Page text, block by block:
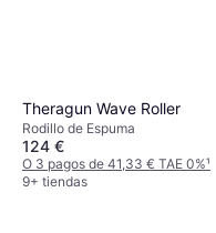
Theragun Wave Roller
Rodillo de Espuma
124 €
O 3 pagos de 41,33 € TAE 0%¹
9+ tiendas